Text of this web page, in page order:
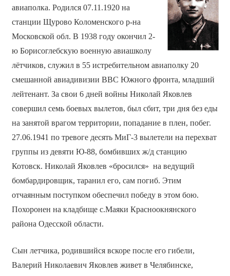
авиаполка. Родился 07.11.1920 на
станции Щурово Коломенского р-на
Московской обл. В 1938 году окончил 2-
ю Борисоглебскую военную авиашколу
лётчиков, служил в 55 истребительном авиаполку 20
смешанной авиадивизии ВВС Южного фронта, младший
лейтенант. За свои 6 дней войны Николай Яковлев
совершил семь боевых вылетов, был сбит, три дня без еды
на занятой врагом территории, попадание в плен, побег.
27.06.1941 по тревоге десять МиГ-3 вылетели на перехват
группы из девяти Ю-88, бомбивших ж/д станцию
Котовск. Николай Яковлев «бросился» на ведущий
бомбардировщик, таранил его, сам погиб. Этим
отчаянным поступком обеспечил победу в этом бою.
Похоронен на кладбище с.Маяки Красноокнянского
района Одесской области.
Сын летчика, родившийся вскоре после его гибели,
Валерий Николаевич Яковлев живет в Челябинске,